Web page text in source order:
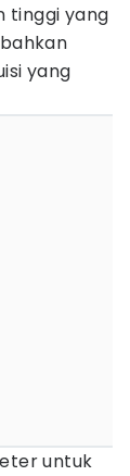
tinggi yang
yang
untuk